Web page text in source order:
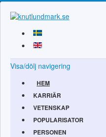
Visa/dölj navigering
HEM
KARRIÄR
VETENSKAP
POPULARISATOR
PERSONEN